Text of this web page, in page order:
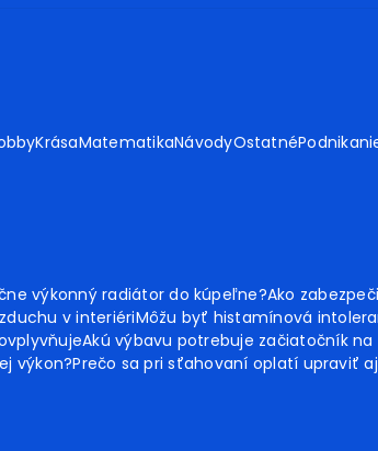
KrásaMatematikaNávodyOstatné
výkonný radiátor do kúpeľne?Ako
v interiériMôžu byť histamínová
Akú výbavu potrebuje začiatočník na
výkon?Prečo sa pri sťahovaní oplatí upraviť